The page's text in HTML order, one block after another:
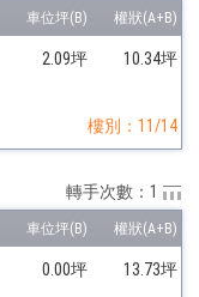
2.09坪 10.34坪
樓別：11/14
0.00坪 13.73坪
轉手次數：1